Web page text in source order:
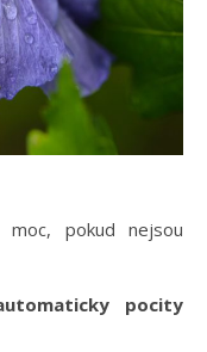
moc, pokud nejsou
pocity